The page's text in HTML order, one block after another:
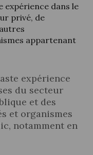
expérience dans le
privé, de
appartenant
expérience
du secteur
et des
et organismes
notamment en